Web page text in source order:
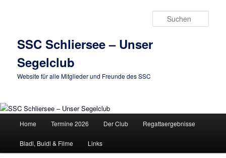
SSC Schliersee – Unser
Segelclub
Website für alle Mitglieder und Freunde des SSC
Home Termine 2026 Der Club Regattaergebnisse
Bladl, Buidl & Filme Links